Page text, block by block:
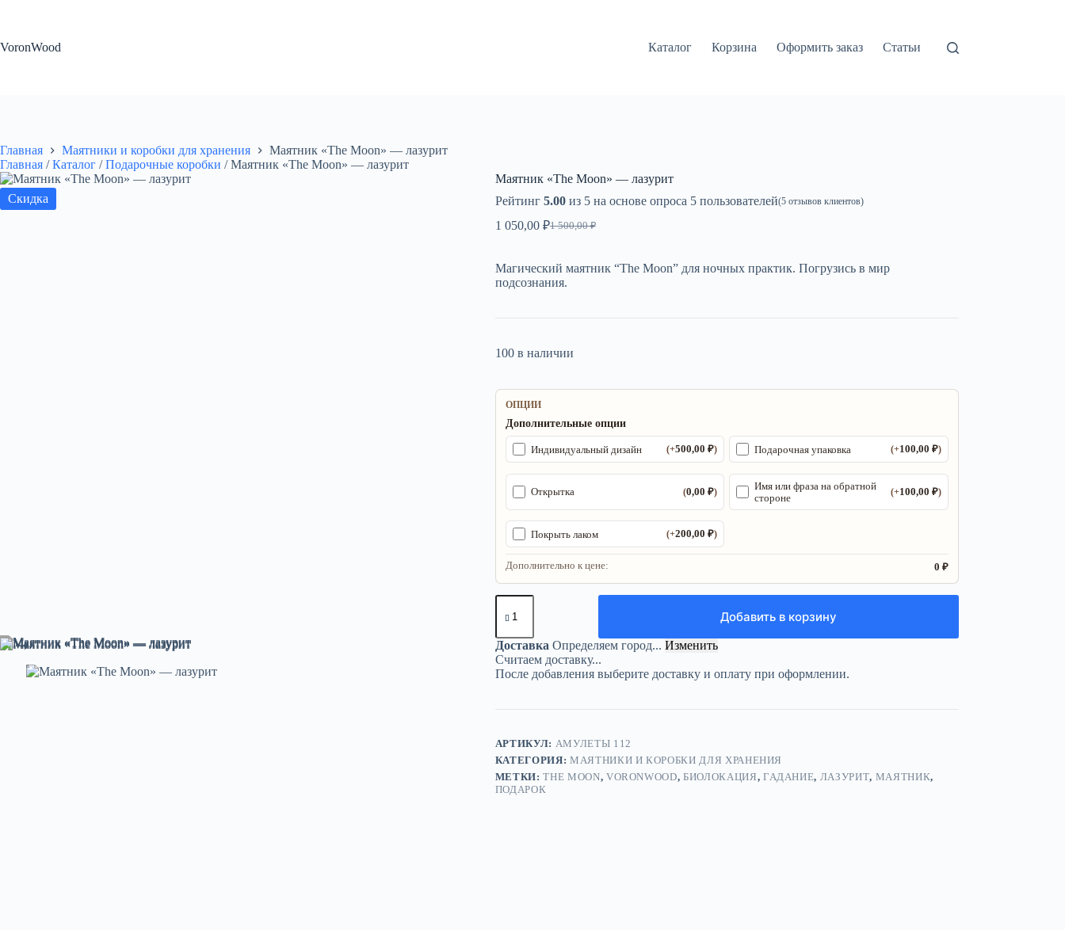
VoronWood
Каталог Корзина Оформить заказ Статьи
Главная Маятники и коробки для хранения
Маятник «The Moon» — лазурит
Главная / Каталог / Подарочные коробки / Маятник «The Moon» — лазурит
Скидка
Маятник «The Moon» — лазурит
Рейтинг 5.00из 5 на основе опроса 5пользователей(5отзывов клиентов)
1 500,00₽
Первоначальная
1
500,00 ₽.
1 050,00 ₽
Текущая
050,00 ₽.
Магический маятник “The Moon” для ночных практик. Погрузись в мир
подсознания.
100 в наличии
ОПЦИИ
Дополнительные опции
Индивидуальный дизайн (+500,00₽) Подарочная упаковка (+100,00 ₽)
Открытка (0,00₽)
Имя или фраза на обратной
стороне
(+100,00 ₽)
Покрыть лаком (+200,00₽)
Дополнительно к цене: 0 ₽
Количество
товара
«The
Moon»
—
лазурит
Добавить в корзину
Доставка Определяем город... Изменить
Считаем доставку...
После добавления выберите доставку и оплату при оформлении.
АРТИКУЛ: АМУЛЕТЫ 112
КАТЕГОРИЯ: МАЯТНИКИ И КОРОБКИ ДЛЯ ХРАНЕНИЯ
МЕТКИ:THE MOON, VORONWOOD,БИОЛОКАЦИЯ, ГАДАНИЕ, ЛАЗУРИТ, МАЯТНИК,
ПОДАРОК